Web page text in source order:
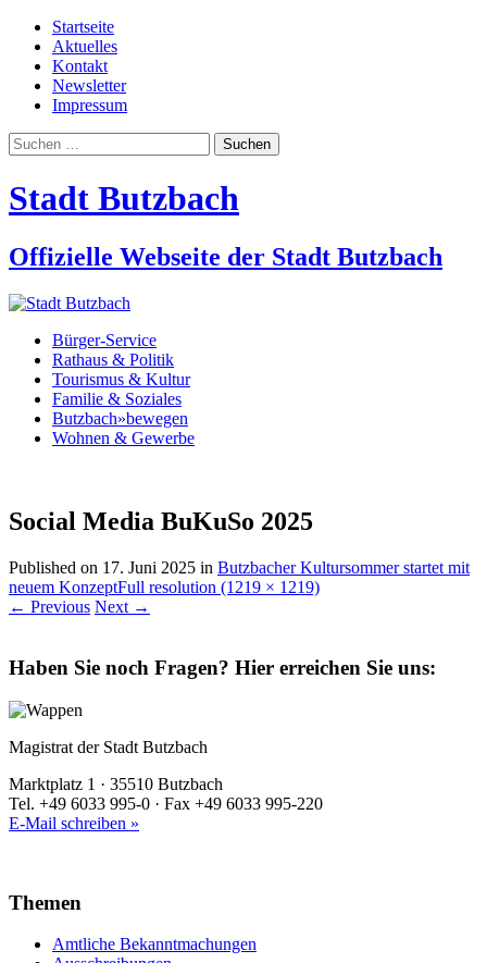
Startseite
Aktuelles
Kontakt
Newsletter
Impressum
Suchen
nach:
Stadt Butzbach
Offizielle Webseite der Stadt Butzbach
Bürger-Service
Rathaus & Politik
Tourismus & Kultur
Familie & Soziales
Butzbach»bewegen
Wohnen & Gewerbe
Social Media BuKuSo 2025
Published on 17. Juni 2025 in Butzbacher Kultursommer startet mit
neuem KonzeptFull resolution (1219 × 1219)
← Previous Next →
Haben Sie noch Fragen? Hier erreichen Sie uns:
Magistrat der Stadt Butzbach
Marktplatz 1 · 35510 Butzbach
Tel. +49 6033 995-0 · Fax +49 6033 995-220
E-Mail schreiben »
Themen
Amtliche Bekanntmachungen